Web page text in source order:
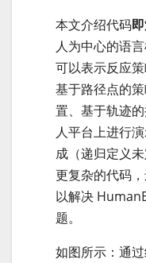
本文介绍代码
人为中心的语
可以表示反应
基于路径点的
置、基于轨迹
人平台上进行
成（递归定义
更复杂的代码
以解决
题。
如图所示：通